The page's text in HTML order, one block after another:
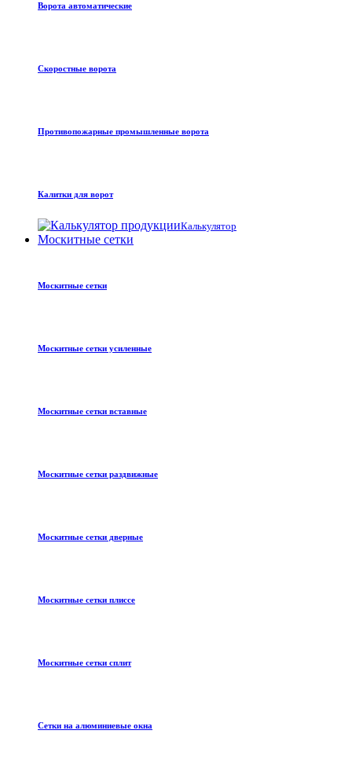
Ворота автоматические
Скоростные ворота
Противопожарные промышленные ворота
Калитки для ворот
Калькулятор
Москитные сетки
Москитные сетки
Москитные сетки усиленные
Москитные сетки вставные
Москитные сетки раздвижные
Москитные сетки дверные
Москитные сетки плиссе
Москитные сетки сплит
Сетки на алюминиевые окна